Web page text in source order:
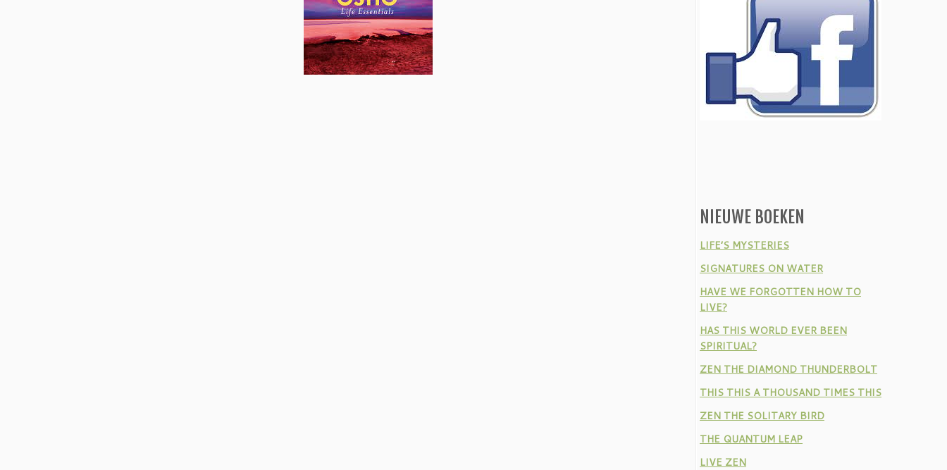
NIEUWE BOEKEN
LIFE’S MYSTERIES
SIGNATURES ON WATER
HAVE WE FORGOTTEN HOW TO
LIVE?
HAS THIS WORLD EVER BEEN
SPIRITUAL?
ZEN THE DIAMOND THUNDERBOLT
THIS THIS A THOUSAND TIMES THIS
ZEN THE SOLITARY BIRD
THE QUANTUM LEAP
LIVE ZEN